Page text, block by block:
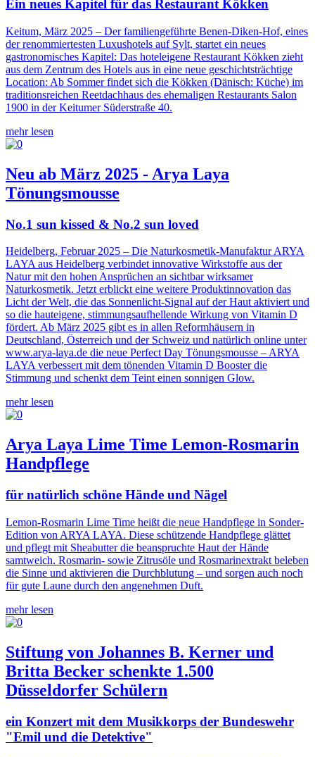
Ein neues Kapitel für das Restaurant Kökken
Keitum, März 2025 – Der familiengeführte Benen-Diken-Hof, eines
der renommiertesten Luxushotels auf Sylt, startet ein neues
gastronomisches Kapitel: Das hoteleigene Restaurant Kökken zieht
aus dem Zentrum des Hotels aus in eine neue geschichtsträchtige
Location: Ab Sommer findet sich die Kökken (Dänisch: Küche) im
traditionsreichen Reetdachhaus des ehemaligen Restaurants Salon
1900 in der Keitumer Süderstraße 40.
mehr lesen
Neu ab März 2025 - Arya Laya
Tönungsmousse
No.1 sun kissed & No.2 sun loved
Heidelberg, Februar 2025 – Die Naturkosmetik-Manufaktur ARYA
LAYA aus Heidelberg verbindet innovative Wirkstoffe aus der
Natur mit den hohen Ansprüchen an sichtbar wirksamer
Naturkosmetik. Jetzt erblickt eine weitere Produktinnovation das
Licht der Welt, die das Sonnenlicht-Signal auf der Haut aktiviert und
so die hauteigene, stimmungsaufhellende Wirkung von Vitamin D
fördert. Ab März 2025 gibt es in allen Reformhäusern in
Deutschland, Österreich und der Schweiz und natürlich online unter
www.arya-laya.de die neue Perfect Day Tönungsmousse – ARYA
LAYA verbessert mit dem tönenden Vitamin D Booster die
Stimmung und schenkt dem Teint einen sonnigen Glow.
mehr lesen
Arya Laya Lime Time Lemon-Rosmarin
Handpflege
für natürlich schöne Hände und Nägel
Lemon-Rosmarin Lime Time heißt die neue Handpflege in Sonder-
Edition von ARYA LAYA. Diese schützende Handpflege glättet
und pflegt mit Sheabutter die beanspruchte Haut der Hände
samtweich. Rosmarin- sowie Zitrusöle und Rosmarinextrakt beleben
die Sinne und aktivieren die Durchblutung – und sorgen auch noch
für gute Laune durch den angenehmen Duft.
mehr lesen
Stiftung von Johannes B. Kerner und
Britta Becker schenkte 1.500
Düsseldorfer Schülern
ein Konzert mit dem Musikkorps der Bundeswehr
"Emil und die Detektive"